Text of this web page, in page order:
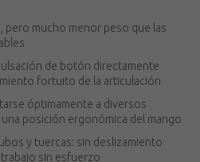
pero mucho menor peso que las
de botón directamente
fortuito de la articulación
óptimamente a diversos
posición ergonómica del mango
y tuercas: sin deslizamiento
sin esfuerzo